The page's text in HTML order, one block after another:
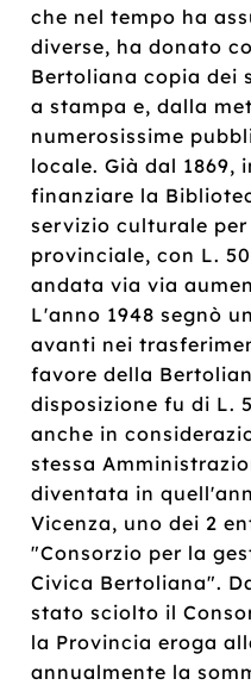
che nel tempo ha
diverse, ha donato
Bertoliana copia dei
a stampa e, dalla
numerosissime
locale. Già dal 1869,
finanziare la
servizio culturale
provinciale, con L.
andata via via
L'anno 1948 segnò
avanti nei
favore della
disposizione fu di L.
anche in
stessa
diventata in
Vicenza, uno dei 2
"Consorzio per la
Civica Bertoliana".
stato sciolto il
la Provincia eroga
annualmente la